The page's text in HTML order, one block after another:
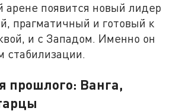
арене появится новый лидер
прагматичный и готовый к
и с Западом. Именно он
стабилизации.
прошлого: Ванга,